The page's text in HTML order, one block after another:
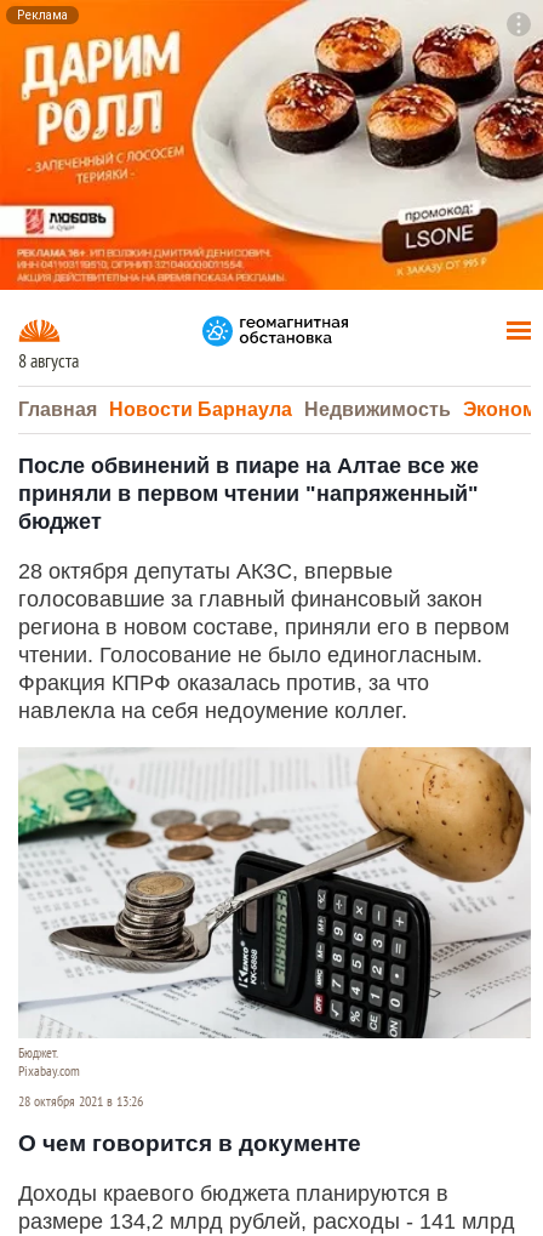
Реклама
8 августа
Главная Новости Барнаула Недвижимость
После обвинений в пиаре на Алтае все же
приняли в первом чтении "напряженный"
бюджет
28 октября депутаты АКЗС, впервые
голосовавшие за главный финансовый закон
региона в новом составе, приняли его в первом
чтении. Голосование не было единогласным.
Фракция КПРФ оказалась против, за что
навлекла на себя недоумение коллег.
Бюджет.
Pixabay.com
28 октября 2021 в 13:26
О чем говорится в документе
Доходы краевого бюджета планируются в
размере 134,2 млрд рублей, расходы - 141 млрд